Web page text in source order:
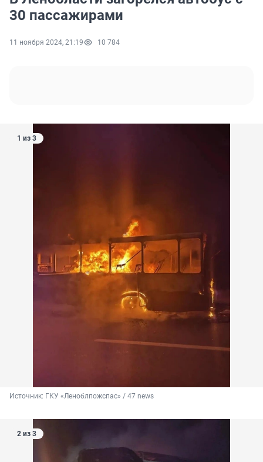
30 пассажирами
11 ноября 2024, 21:19 10 784
1 из 3
Источник: ГКУ «Леноблпожспас» / 47 news
2 из 3